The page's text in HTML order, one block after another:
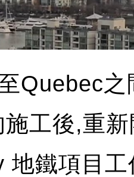
Quebec
工後,重
地鐵項目